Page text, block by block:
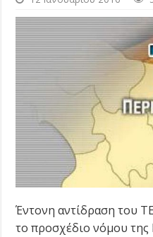
Έντονη αντίδραση του
το προσχέδιο νόμου της